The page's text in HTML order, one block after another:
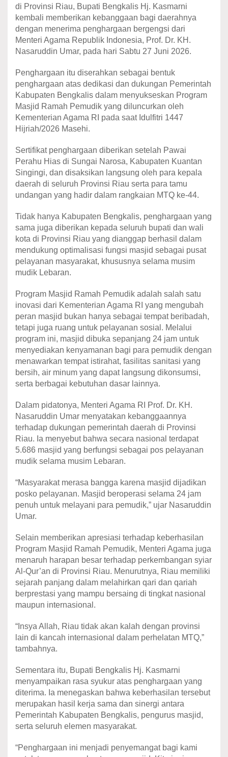
di Provinsi Riau, Bupati Bengkalis Hj. Kasmarni
kembali memberikan kebanggaan bagi daerahnya
dengan menerima penghargaan bergengsi dari
Menteri Agama Republik Indonesia, Prof. Dr. KH.
Nasaruddin Umar, pada hari Sabtu 27 Juni 2026.
Penghargaan itu diserahkan sebagai bentuk
penghargaan atas dedikasi dan dukungan Pemerintah
Kabupaten Bengkalis dalam menyukseskan Program
Masjid Ramah Pemudik yang diluncurkan oleh
Kementerian Agama RI pada saat Idulfitri 1447
Hijriah/2026 Masehi.
Sertifikat penghargaan diberikan setelah Pawai
Perahu Hias di Sungai Narosa, Kabupaten Kuantan
Singingi, dan disaksikan langsung oleh para kepala
daerah di seluruh Provinsi Riau serta para tamu
undangan yang hadir dalam rangkaian MTQ ke-44.
Tidak hanya Kabupaten Bengkalis, penghargaan yang
sama juga diberikan kepada seluruh bupati dan wali
kota di Provinsi Riau yang dianggap berhasil dalam
mendukung optimalisasi fungsi masjid sebagai pusat
pelayanan masyarakat, khususnya selama musim
mudik Lebaran.
Program Masjid Ramah Pemudik adalah salah satu
inovasi dari Kementerian Agama RI yang mengubah
peran masjid bukan hanya sebagai tempat beribadah,
tetapi juga ruang untuk pelayanan sosial. Melalui
program ini, masjid dibuka sepanjang 24 jam untuk
menyediakan kenyamanan bagi para pemudik dengan
menawarkan tempat istirahat, fasilitas sanitasi yang
bersih, air minum yang dapat langsung dikonsumsi,
serta berbagai kebutuhan dasar lainnya.
Dalam pidatonya, Menteri Agama RI Prof. Dr. KH.
Nasaruddin Umar menyatakan kebanggaannya
terhadap dukungan pemerintah daerah di Provinsi
Riau. Ia menyebut bahwa secara nasional terdapat
5.686 masjid yang berfungsi sebagai pos pelayanan
mudik selama musim Lebaran.
“Masyarakat merasa bangga karena masjid dijadikan
posko pelayanan. Masjid beroperasi selama 24 jam
penuh untuk melayani para pemudik,” ujar Nasaruddin
Umar.
Selain memberikan apresiasi terhadap keberhasilan
Program Masjid Ramah Pemudik, Menteri Agama juga
menaruh harapan besar terhadap perkembangan syiar
Al-Qur’an di Provinsi Riau. Menurutnya, Riau memiliki
sejarah panjang dalam melahirkan qari dan qariah
berprestasi yang mampu bersaing di tingkat nasional
maupun internasional.
“Insya Allah, Riau tidak akan kalah dengan provinsi
lain di kancah internasional dalam perhelatan MTQ,”
tambahnya.
Sementara itu, Bupati Bengkalis Hj. Kasmarni
menyampaikan rasa syukur atas penghargaan yang
diterima. Ia menegaskan bahwa keberhasilan tersebut
merupakan hasil kerja sama dan sinergi antara
Pemerintah Kabupaten Bengkalis, pengurus masjid,
serta seluruh elemen masyarakat.
“Penghargaan ini menjadi penyemangat bagi kami